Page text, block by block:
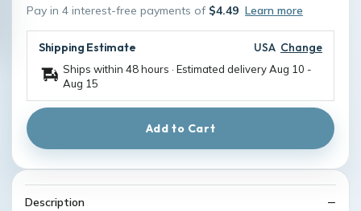
Pay in 4 interest-free payments of $4.49 Learn more
Shipping Estimate USA Change
Ships within 48 hours · Estimated deliveryAug 10 -
Aug 15
Add to Cart
Description